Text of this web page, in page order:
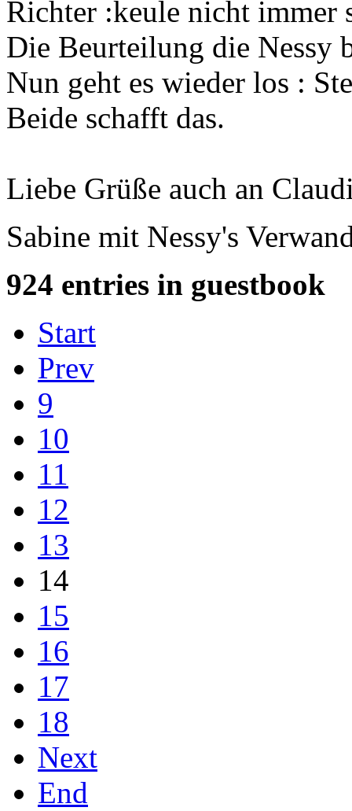
Richter :keule nicht immer
Die Beurteilung die Nessy
Nun geht es wieder los :
Beide schafft das.
Liebe Grüße auch an
Sabine mit Nessy's
924 entries in guestbook
Start
Prev
9
10
11
12
13
14
15
16
17
18
Next
End